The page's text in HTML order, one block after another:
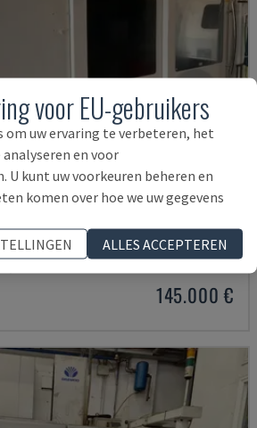
145.000 €
voor EU-gebruikers
om uw ervaring te verbeteren, het
en voor
U kunt uw voorkeuren beheren en
komen over hoe we uw gegevens
ALLES ACCEPTEREN